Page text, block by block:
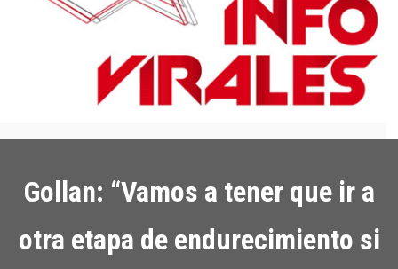
Gollan: “Vamos a tener que ir a
otra etapa de endurecimiento si